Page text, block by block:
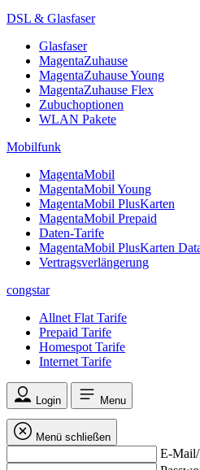
DSL & Glasfaser
Glasfaser
MagentaZuhause
MagentaZuhause Young
MagentaZuhause Flex
Zubuchoptionen
WLAN Pakete
Mobilfunk
MagentaMobil
MagentaMobil Young
MagentaMobil PlusKarten
MagentaMobil Prepaid
Daten-Tarife
MagentaMobil PlusKarten
Vertragsverlängerung
congstar
Allnet Flat Tarife
Prepaid Tarife
Homespot Tarife
Internet Tarife
Login Menu
Menü schließen
E-